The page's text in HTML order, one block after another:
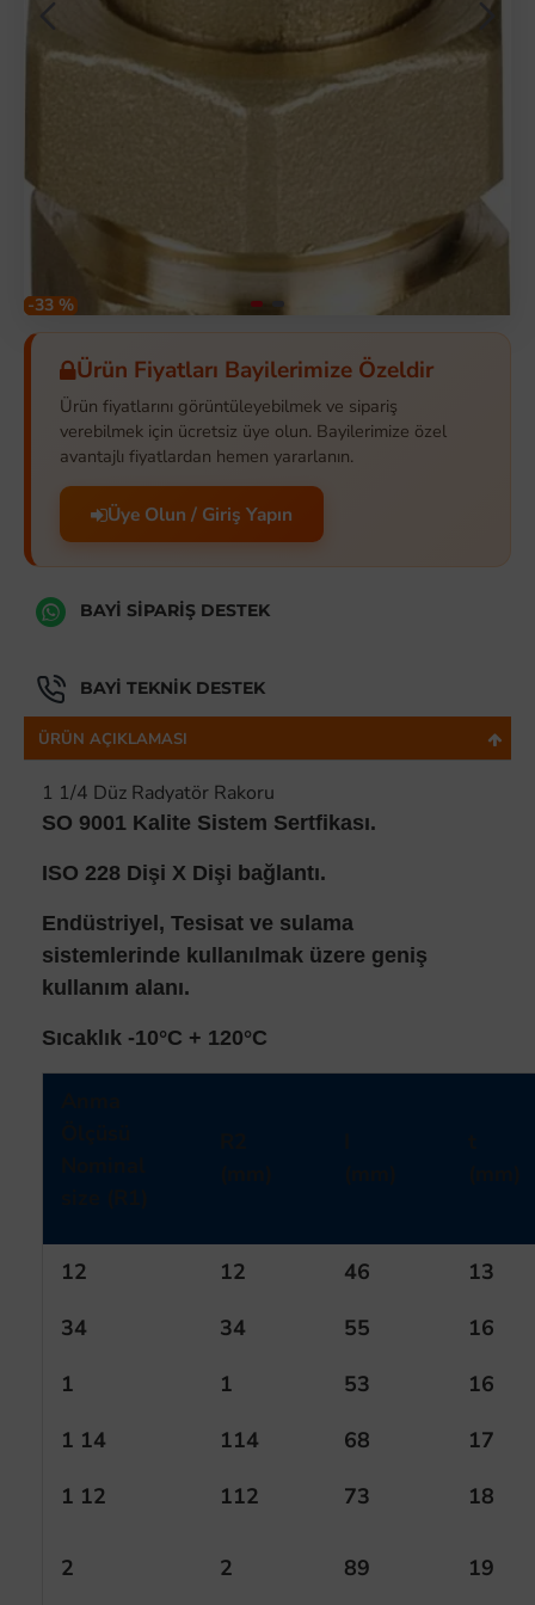
-33 %
Ürün Fiyatları Bayilerimize Özeldir
Ürün fiyatlarını görüntüleyebilmek ve sipariş
verebilmek için ücretsiz üye olun. Bayilerimize özel
avantajlı fiyatlardan hemen yararlanın.
Üye Olun / Giriş Yapın
BAYI SIPARIŞ DESTEK
BAYI TEKNIK DESTEK
ÜRÜN AÇIKLAMASI
1 1/4 Düz Radyatör Rakoru
SO 9001 Kalite Sistem Sertfikası.
ISO 228 Dişi X Dişi bağlantı.
Endüstriyel, Tesisat ve sulama
sistemlerinde kullanılmak üzere geniş
kullanım alanı.
Sıcaklık -10°C + 120°C
12 12 46
13
34
34 55
16
1
1 53
16
1 14
114 68
17
1 12
112 73 18
2 2 89 19